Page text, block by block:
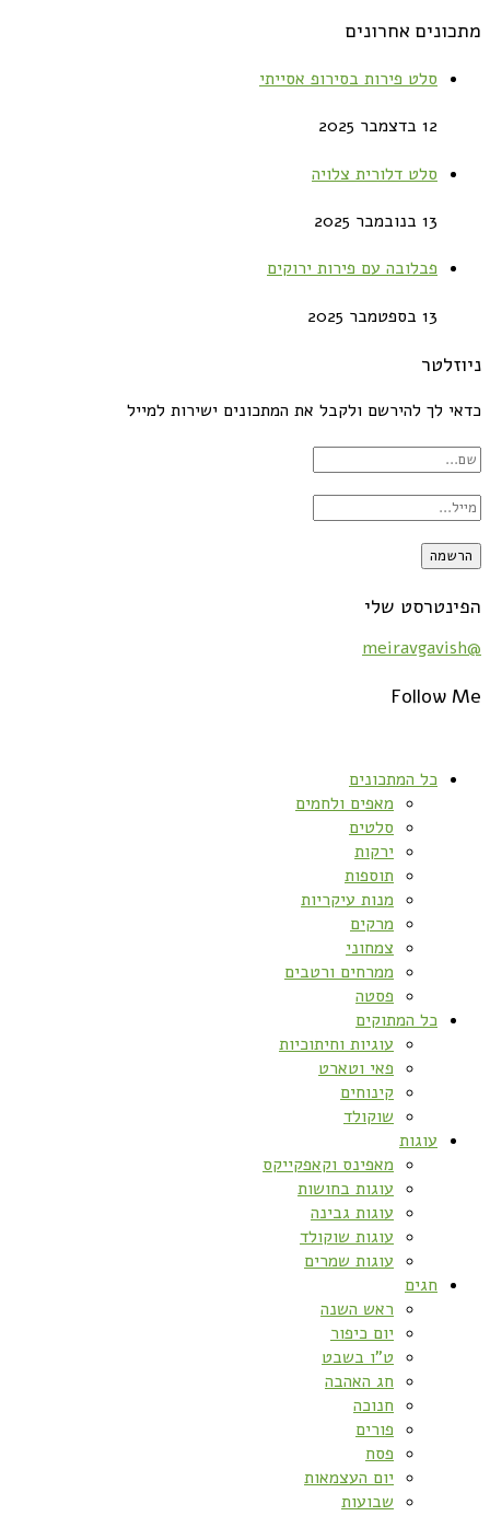
מתכונים אחרונים
סלט פירות בסירופ אסייתי
12 בדצמבר 2025
סלט דלורית צלויה
13 בנובמבר 2025
פבלובה עם פירות ירוקים
13 בספטמבר 2025
ניוזלטר
כדאי לך להירשם ולקבל את המתכונים ישירות למייל
הפינטרסט שלי
@meiravgavish
Follow Me
כל המתכונים
מאפים ולחמים
סלטים
ירקות
תוספות
מנות עיקריות
מרקים
צמחוני
ממרחים ורטבים
פסטה
כל המתוקים
עוגיות וחיתוכיות
פאי וטארט
קינוחים
שוקולד
עוגות
מאפינס וקאפקייקס
עוגות בחושות
עוגות גבינה
עוגות שוקולד
עוגות שמרים
חגים
ראש השנה
יום כיפור
ט”ו בשבט
חג האהבה
חנוכה
פורים
פסח
יום העצמאות
שבועות